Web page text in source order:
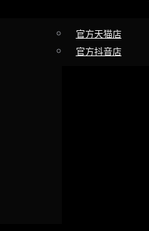
官方天猫店
官方抖音店